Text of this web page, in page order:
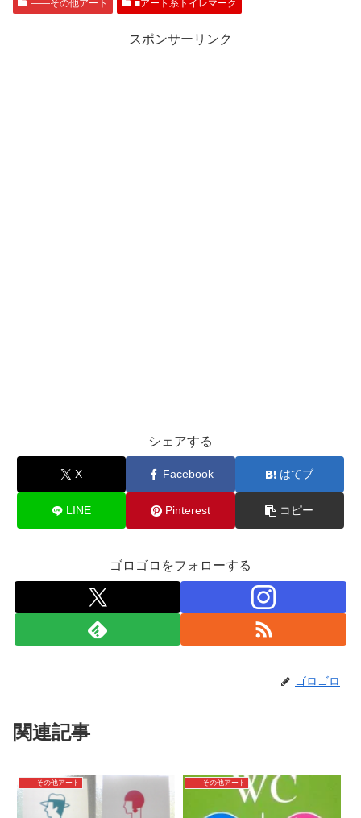
――その他アート ■アート系トイレマーク
スポンサーリンク
シェアする
X Facebook はてブ
LINE Pinterest コピー
ゴロゴロをフォローする
ゴロゴロ
関連記事
――その他アート ――その他アート